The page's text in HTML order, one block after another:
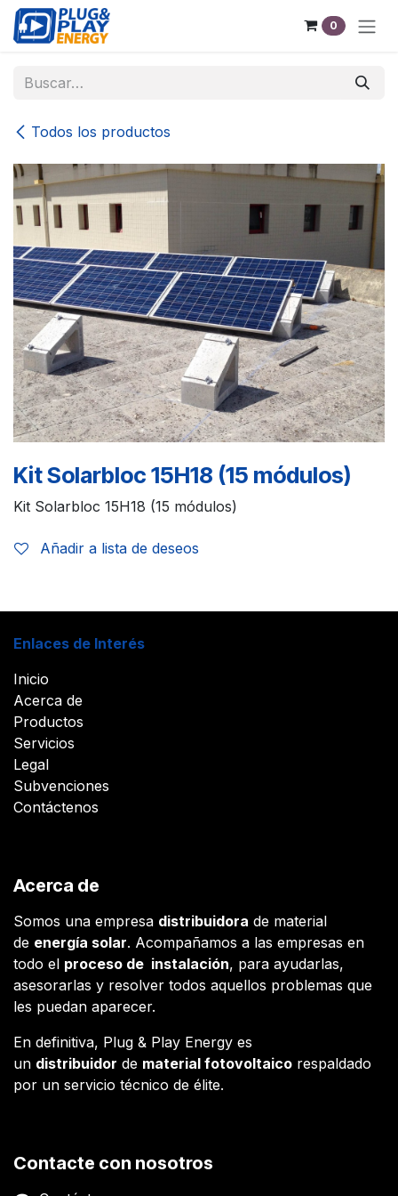
Ir al contenido
0
Todos los productos
Kit Solarbloc 15H18 (15 módulos)
Kit Solarbloc 15H18 (15 módulos)
Añadir a lista de deseos
Enlaces de Interés
Inicio
Acerca de
Productos
Servicios
Legal
Subvenciones
Contáctenos
Acerca de
Somos una empresa distribuidora de material
de energía solar. Acompañamos a las empresas en
todo el proceso de instalación, para ayudarlas,
asesorarlas y resolver todos aquellos problemas que
les puedan aparecer.
En definitiva, Plug & Play Energy es
un distribuidor de material fotovoltaico respaldado
por un servicio técnico de élite.
Contacte con nosotros